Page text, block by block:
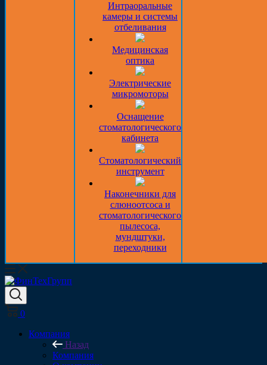
Интраоральные
камеры и системы
отбеливания
Медицинская
оптика
Электрические
микромоторы
Оснащение
стоматологического
кабинета
Стоматологический
инструмент
Наконечники для
слюноотсоса и
стоматологического
пылесоса,
мундштуки,
переходники
0
Компания
Назад
Компания